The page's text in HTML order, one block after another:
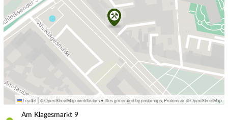
Leaflet | © OpenStreetMap contributors ♥, tiles generated by protomaps Protomaps©OpenStreetMap
Am Klagesmarkt 9